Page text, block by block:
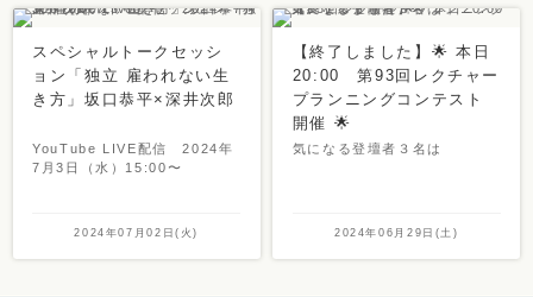
スペシャルトークセッシ
ョン「独立 雇われない生
き方」坂口恭平×深井次郎
YouTube LIVE配信 2024年
7月3日（水）15:00〜
2024年07月02日(火)
【終了しました】🌟 本日
20:00 第93回レクチャー
プランニングコンテスト
開催 🌟
気になる登壇者３名は
2024年06月29日(土)